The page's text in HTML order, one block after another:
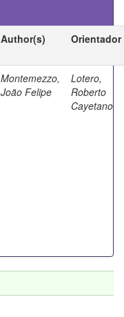
Author(s) Orientador
Montemezzo,
João Felipe
Lotero,
Roberto
Cayetano